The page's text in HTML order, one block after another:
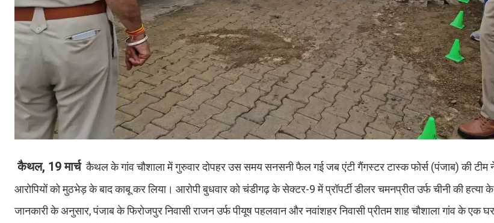
कैथल, 19 मार्च कैथल के गांव चौशाला में गुरुवार दोपहर उस समय सनसनी फैल गई जब एंटी गैंगस्टर टास्क फोर्स (पंजाब) की टीम ने
आरोपियों को मुठभेड़ के बाद काबू कर लिया। आरोपी बुधवार को चंडीगढ़ के सेक्टर-9 में प्रॉपर्टी डीलर चमनप्रीत उर्फ चीनी की हत्या
जानकारी के अनुसार, पंजाब के फिरोजपुर निवासी राजन उर्फ पीयूष पहलवान और नवांशहर निवासी प्रीतम शाह चौशाला गांव के एक